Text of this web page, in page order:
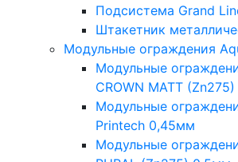
Подсистема Grand
Штакетник
Модульные ограждения
Модульные
CROWN MATT
Модульные
Printech 0,45мм
Модульные